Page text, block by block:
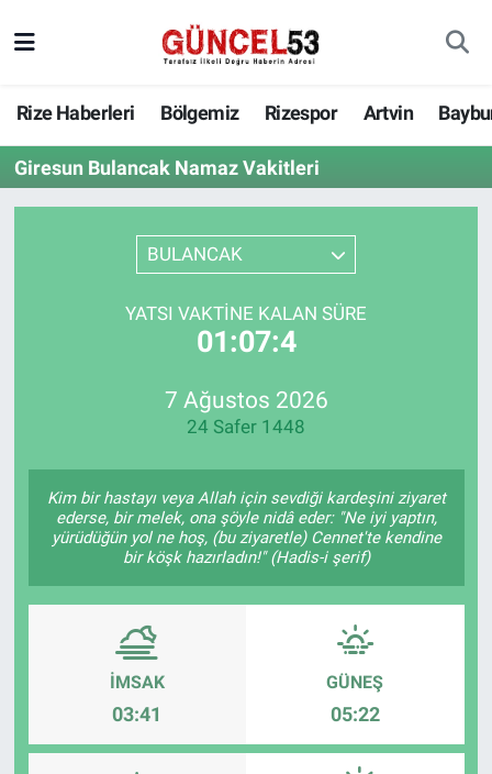
Rize Haberleri Bölgemiz Rizespor Artvin
Giresun Bulancak Namaz Vakitleri
BULANCAK
YATSI VAKTINE KALAN SÜRE
01:07:4
7 Ağustos 2026
24 Safer 1448
Kim bir hastayı veya Allah için sevdiği kardeşini ziyaret
ederse, bir melek, ona şöyle nidâ eder: "Ne iyi yaptın,
yürüdüğün yol ne hoş, (bu ziyaretle) Cennet'te kendine
bir köşk hazırladın!" (Hadis-i şerif)
İMSAK
03:41
GÜNEŞ
05:22